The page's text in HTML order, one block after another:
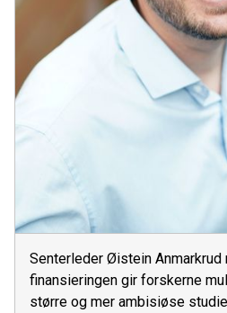
Senterleder Øistein Anmarkrud
finansieringen gir forskerne
større og mer ambisiøse